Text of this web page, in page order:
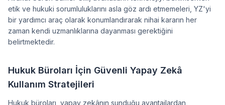
etik ve hukuki sorumluluklarını asla göz ardı etmemeleri, YZ'yi
bir yardımcı araç olarak konumlandırarak nihai kararın her
zaman kendi uzmanlıklarına dayanması gerektiğini
belirtmektedir.
Hukuk Büroları İçin Güvenli Yapay Zekâ
Kullanım Stratejileri
Hukuk büroları, yapay zekânın sunduğu avantajlardan